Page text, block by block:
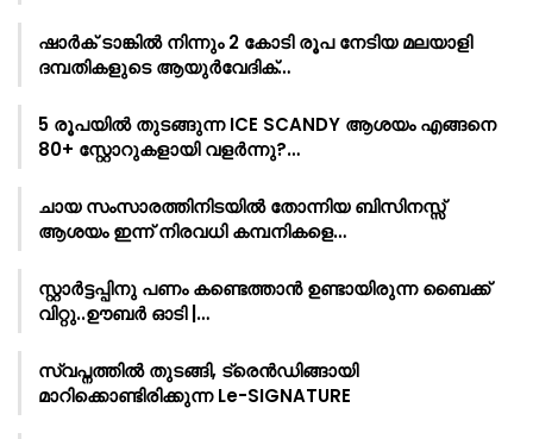
ഷാർക്‌ ടാങ്കിൽ നിന്നും 2 കോടി രൂപ നേടിയ മലയാളി
ദമ്പതികളുടെ ആയുർവേദിക്…
5 രൂപയിൽ തുടങ്ങുന്ന ICE SCANDY ആശയം എങ്ങനെ
80+ സ്റ്റോറുകളായി വളർന്നു?…
ചായ സംസാരത്തിനിടയിൽ തോന്നിയ ബിസിനസ്സ്
ആശയം ഇന്ന് നിരവധി കമ്പനികളെ…
സ്റ്റാർട്ടപ്പിനു പണം കണ്ടെത്താൻ ഉണ്ടായിരുന്ന ബൈക്ക്
വിറ്റു..ഊബർ ഓടി |…
സ്വപ്നത്തിൽ തുടങ്ങി, ട്രെൻഡിങ്ങായി
മാറിക്കൊണ്ടിരിക്കുന്ന Le-SIGNATURE